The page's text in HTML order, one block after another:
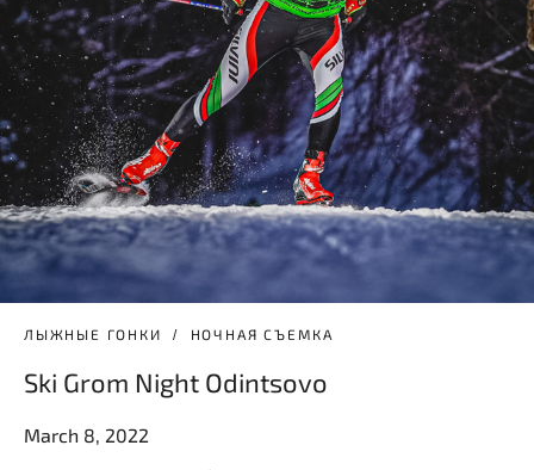
ЛЫЖНЫЕ ГОНКИ НОЧНАЯ СЪЕМКА
Ski Grom Night Odintsovo
March 8, 2022